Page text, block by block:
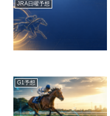
JRA日曜予想
G1予想